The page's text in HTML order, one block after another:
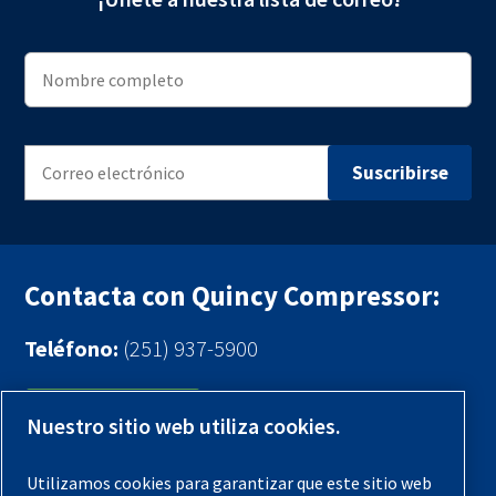
Contacta con Quincy Compressor:
Teléfono: (251) 937-5900
Contáctenos
Registra tu compresor
Nuestro sitio web utiliza cookies.
Utilizamos cookies para garantizar que este sitio web